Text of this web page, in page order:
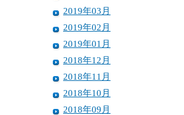
2019年03月
2019年02月
2019年01月
2018年12月
2018年11月
2018年10月
2018年09月